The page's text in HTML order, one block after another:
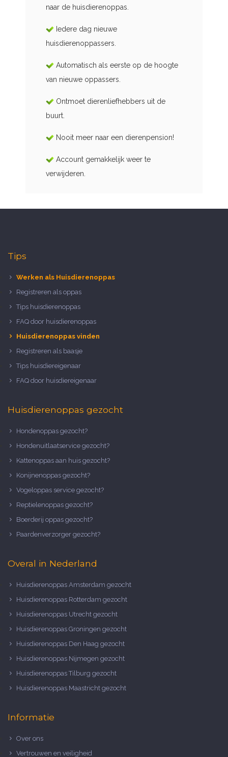
naar de huisdierenoppas.
Iedere dag nieuwe
huisdierenoppassers.
Automatisch als eerste op de hoogte
van nieuwe oppassers.
Ontmoet dierenliefhebbers uit de
buurt.
Nooit meer naar een dierenpension!
Account gemakkelijk weer te
verwijderen.
Tips
Werken als Huisdierenoppas
Registreren als oppas
Tips huisdierenoppas
FAQ door huisdierenoppas
Huisdierenoppas vinden
Registreren als baasje
Tips huisdiereigenaar
FAQ door huisdiereigenaar
Huisdierenoppas gezocht
Hondenoppas gezocht?
Hondenuitlaatservice gezocht?
Kattenoppas aan huis gezocht?
Konijnenoppas gezocht?
Vogeloppas service gezocht?
Reptielenoppas gezocht?
Boerderij oppas gezocht?
Paardenverzorger gezocht?
Overal in Nederland
Huisdierenoppas Amsterdam gezocht
Huisdierenoppas Rotterdam gezocht
Huisdierenoppas Utrecht gezocht
Huisdierenoppas Groningen gezocht
Huisdierenoppas Den Haag gezocht
Huisdierenoppas Nijmegen gezocht
Huisdierenoppas Tilburg gezocht
Huisdierenoppas Maastricht gezocht
Informatie
Over ons
Vertrouwen en veiligheid